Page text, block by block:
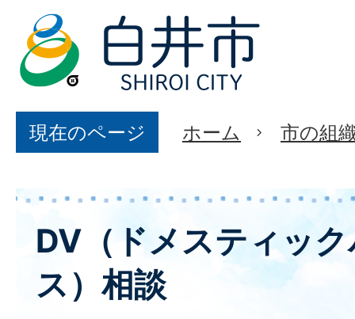
現在のページ ホーム 市の組
DV（ドメスティッ
ス）相談